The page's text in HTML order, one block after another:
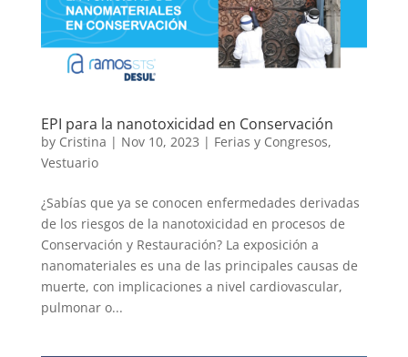
EPI para la nanotoxicidad en Conservación
by Cristina | Nov 10, 2023 | Ferias y Congresos,
Vestuario
¿Sabías que ya se conocen enfermedades derivadas
de los riesgos de la nanotoxicidad en procesos de
Conservación y Restauración? La exposición a
nanomateriales es una de las principales causas de
muerte, con implicaciones a nivel cardiovascular,
pulmonar o...